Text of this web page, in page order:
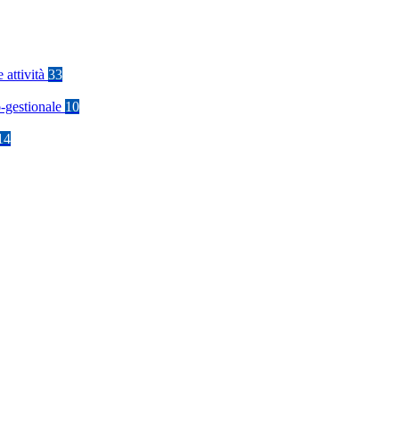
attività 33
gestionale 10